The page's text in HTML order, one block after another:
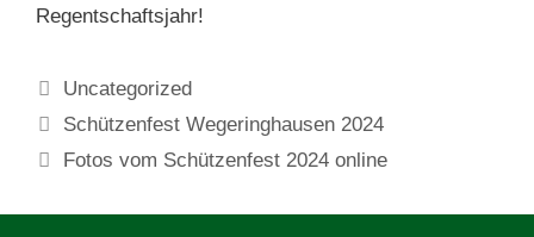
Regentschaftsjahr!
Kategorien
Uncategorized
Schützenfest Wegeringhausen 2024
Fotos vom Schützenfest 2024 online